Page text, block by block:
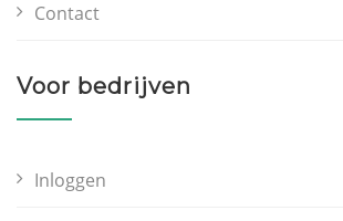
Contact
Voor bedrijven
Inloggen